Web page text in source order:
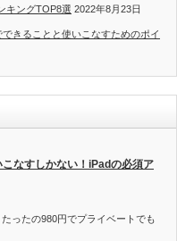
キングTOP8選 2022年8月23日
きることと使いこなすためのポイ
こなすしかない！iPadの必須ア
ったの980円でプライベートでも